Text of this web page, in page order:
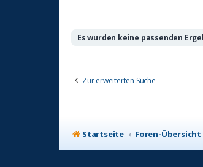
Es wurden keine passenden
Zur erweiterten Suche
Startseite Foren-Übersicht